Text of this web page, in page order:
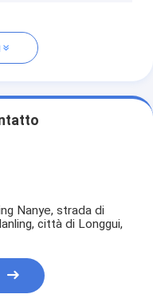
Nanye, strada di
città di Longgui,